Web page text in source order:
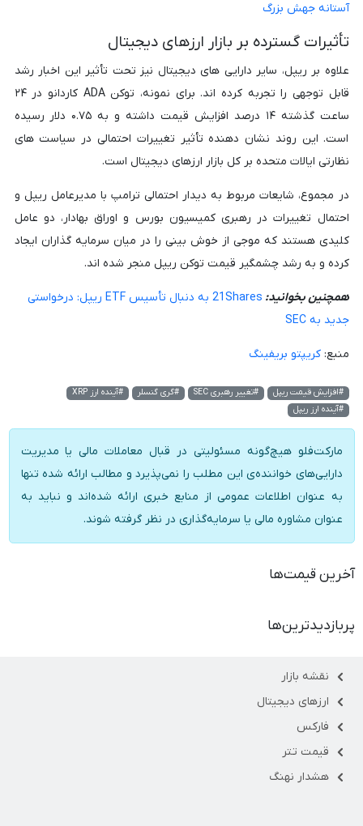
آستانه جهش بزرگ
تأثیرات گسترده بر بازار ارزهای دیجیتال
علاوه بر ریپل، سایر دارایی های دیجیتال نیز تحت تأثیر این اخبار رشد
قابل توجهی را تجربه کرده اند. برای نمونه، توکن ADA کاردانو در ۲۴
ساعت گذشته ۱۴ درصد افزایش قیمت داشته و به ۰.۷۵ دلار رسیده
است. این روند نشان دهنده تأثیر تغییرات احتمالی در سیاست های
نظارتی ایالات متحده بر کل بازار ارزهای دیجیتال است.
در مجموع، شایعات مربوط به دیدار احتمالی ترامپ با مدیرعامل ریپل و
احتمال تغییرات در رهبری کمیسیون بورس و اوراق بهادار، دو عامل
کلیدی هستند که موجی از خوش بینی را در میان سرمایه گذاران ایجاد
کرده و به رشد چشمگیر قیمت توکن ریپل منجر شده اند.
همچنین بخوانید:
21Shares به دنبال تأسیس ETF ریپل: درخواستی
جدید به SEC
منبع:کریپتو بریفینگ
#افزایش قیمت ریپل #تغییر رهبری SEC #گری گنسلر
#آینده ارز XRP
#آینده ارز ریپل
مارکت‌فلو هیچ‌گونه مسئولیتی در قبال معاملات مالی یا مدیریت
دارایی‌های خواننده‌ی این مطلب را نمی‌پذیرد و مطالب ارائه شده تنها
به عنوان اطلاعات عمومی از منابع خبری ارائه شده‌اند و نباید به
عنوان مشاوره مالی یا سرمایه‌گذاری در نظر گرفته شوند.
آخرین قیمت‌ها
پربازدیدترین‌ها
نقشه بازار
ارزهای دیجیتال
فارکس
قیمت تتر
هشدار نهنگ